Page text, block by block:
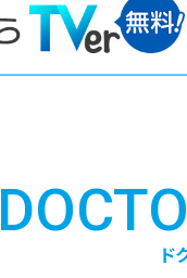
ド